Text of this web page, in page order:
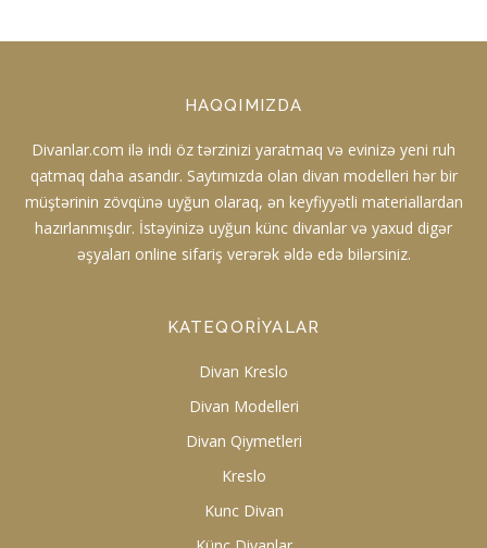
HAQQIMIZDA
Divanlar.com ilə indi öz tərzinizi yaratmaq və evinizə yeni ruh
qatmaq daha asandır. Saytımızda olan divan modelleri hər bir
müştərinin zövqünə uyğun olaraq, ən keyfiyyətli materiallardan
hazırlanmışdır. İstəyinizə uyğun künc divanlar və yaxud digər
əşyaları online sifariş verərək əldə edə bilərsiniz.
KATEQORIYALAR
Divan Kreslo
Divan Modelleri
Divan Qiymetleri
Kreslo
Kunc Divan